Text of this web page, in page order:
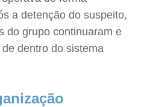
a detenção do suspeito,
do grupo continuaram e
dentro do sistema